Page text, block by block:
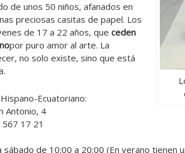
de unos 50 niños, afanados en
preciosas casitas de papel. Los
de 17 a 22 años, que ceden
por puro amor al arte. La
no solo existe, sino que está
Ecuatoriano:
Antonio, 4
17 21
sábado de 10:00 a 20:00 (En verano tienen